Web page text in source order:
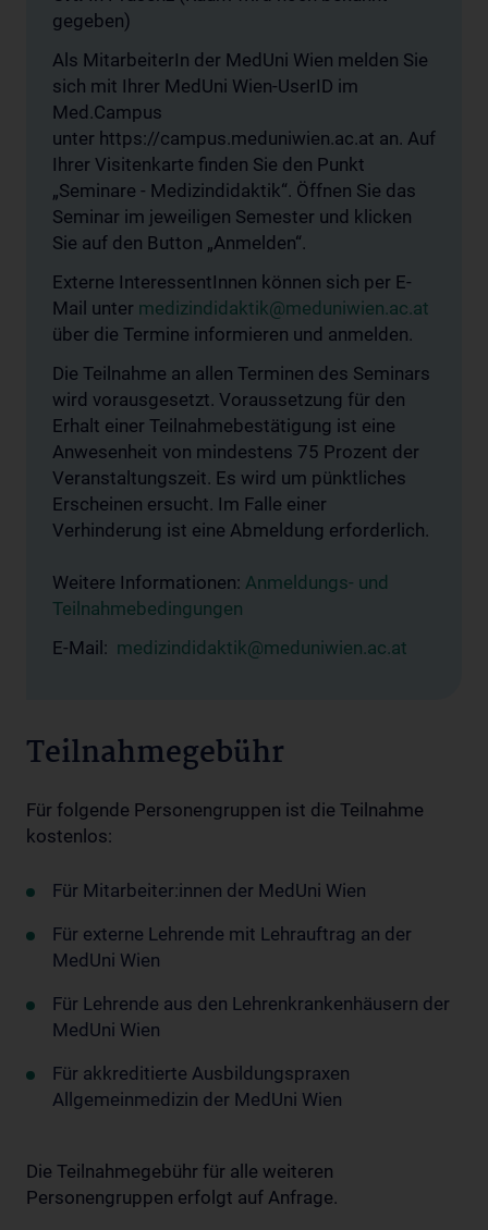
gegeben)
Als MitarbeiterIn der MedUni Wien melden Sie
sich mit Ihrer MedUni Wien-UserID im
Med.Campus
unter https://campus.meduniwien.ac.at an. Auf
Ihrer Visitenkarte finden Sie den Punkt
„Seminare - Medizindidaktik“. Öffnen Sie das
Seminar im jeweiligen Semester und klicken
Sie auf den Button „Anmelden“.
Externe InteressentInnen können sich per E-
Mail unter medizindidaktik@meduniwien.ac.at
über die Termine informieren und anmelden.
Die Teilnahme an allen Terminen des Seminars
wird vorausgesetzt. Voraussetzung für den
Erhalt einer Teilnahmebestätigung ist eine
Anwesenheit von mindestens 75 Prozent der
Veranstaltungszeit. Es wird um pünktliches
Erscheinen ersucht. Im Falle einer
Verhinderung ist eine Abmeldung erforderlich.
Weitere Informationen: Anmeldungs- und
Teilnahmebedingungen
E-Mail: medizindidaktik@meduniwien.ac.at
Teilnahmegebühr
Für folgende Personengruppen ist die Teilnahme
kostenlos:
Für Mitarbeiter:innen der MedUni Wien
Für externe Lehrende mit Lehrauftrag an der
MedUni Wien
Für Lehrende aus den Lehrenkrankenhäusern der
MedUni Wien
Für akkreditierte Ausbildungspraxen
Allgemeinmedizin der MedUni Wien
Die Teilnahmegebühr für alle weiteren
Personengruppen erfolgt auf Anfrage.